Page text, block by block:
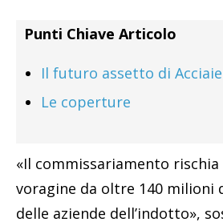
Punti Chiave Articolo
Il futuro assetto di
Le coperture
«Il commissariamento
voragine da oltre 140 milioni
delle aziende dell’indotto»,